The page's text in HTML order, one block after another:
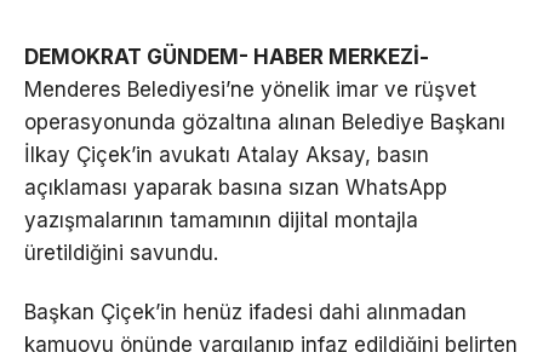
DEMOKRAT GÜNDEM- HABER MERKEZİ-
Menderes Belediyesi’ne yönelik imar ve rüşvet
operasyonunda gözaltına alınan Belediye Başkanı
İlkay Çiçek’in avukatı Atalay Aksay, basın
açıklaması yaparak basına sızan WhatsApp
yazışmalarının tamamının dijital montajla
üretildiğini savundu.
Başkan Çiçek’in henüz ifadesi dahi alınmadan
kamuoyu önünde yargılanıp infaz edildiğini belirten